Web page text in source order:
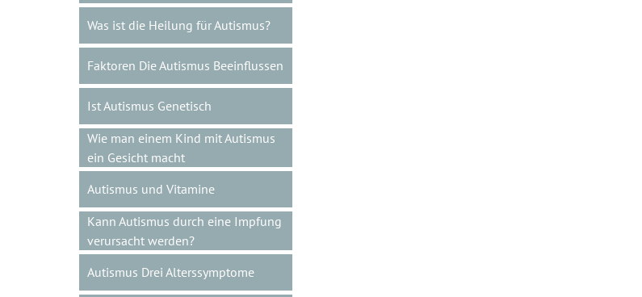
Was ist die Heilung für Autismus?
Faktoren Die Autismus Beeinflussen
Ist Autismus Genetisch
Wie man einem Kind mit Autismus
ein Gesicht macht
Autismus und Vitamine
Kann Autismus durch eine Impfung
verursacht werden?
Autismus Drei Alterssymptome